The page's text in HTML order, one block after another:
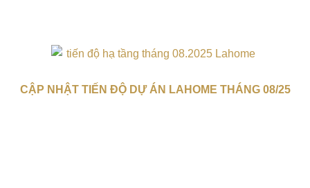
CẬP NHẬT TIẾN ĐỘ DỰ ÁN LAHOME THÁNG 08/25